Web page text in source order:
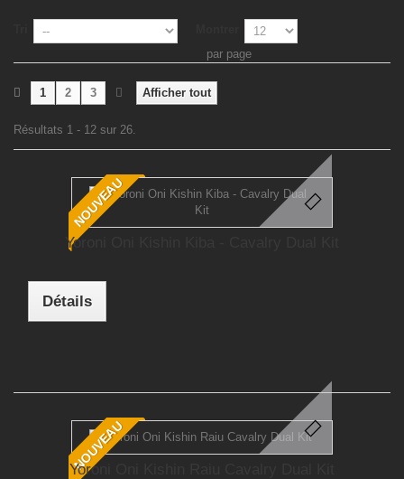
par page
Afficher tout
1 2 3
Résultats 1 - 12 sur 26.
NOUVEAU
Yoroni Oni Kishin Kiba - Cavalry Dual Kit
Détails
NOUVEAU
Yoroni Oni Kishin Raiu Cavalry Dual Kit